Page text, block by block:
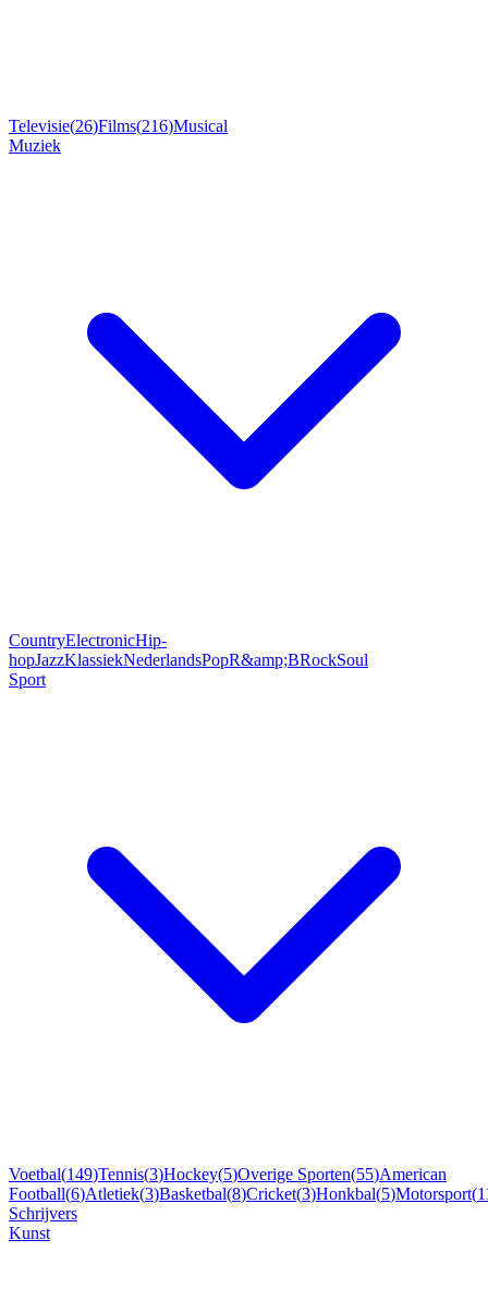
Televisie(26)Films(216)Musical
Muziek
CountryElectronicHip-
hopJazzKlassiekNederlandsPopR&amp;BRockSoul
Sport
Voetbal(149)Tennis(3)Hockey(5)Overige Sporten(55)American
Football(6)Atletiek(3)Basketbal(8)Cricket(3)Honkbal(5)Motorsport(
Schrijvers
Kunst